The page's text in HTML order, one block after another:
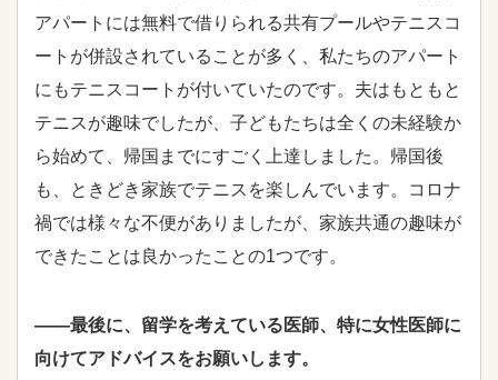
アパートには無料で借りられる共有プールやテニスコ
ートが併設されていることが多く、私たちのアパート
にもテニスコートが付いていたのです。夫はもともと
テニスが趣味でしたが、子どもたちは全くの未経験か
ら始めて、帰国までにすごく上達しました。帰国後
も、ときどき家族でテニスを楽しんでいます。コロナ
禍では様々な不便がありましたが、家族共通の趣味が
できたことは良かったことの1つです。
――最後に、留学を考えている医師、特に女性医師に
向けてアドバイスをお願いします。